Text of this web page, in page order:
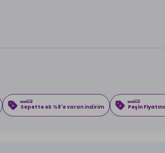
Sepette ek %8'e varan indirim Peşin